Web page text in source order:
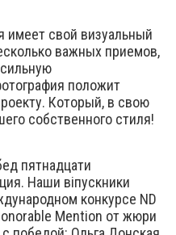
имеет свой визуальный
важных приемов,
положит
Который, в свою
собственного стиля!
пятнадцати
Наши віпускники
конкурсе ND
Mention от жюри